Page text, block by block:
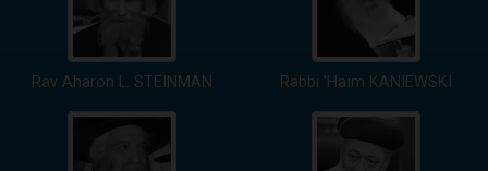
Rav Aharon L. STEINMAN Rabbi 'Haïm KANIEWSKI